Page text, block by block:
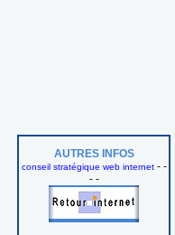
AUTRES INFOS
conseil stratégique web internet- -
- -